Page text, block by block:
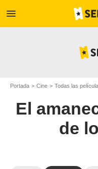
menu
Portada Cine Todas las
El
de